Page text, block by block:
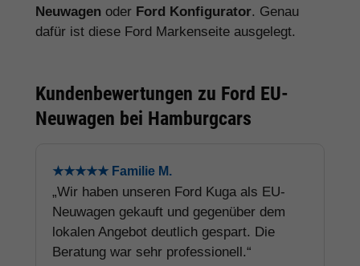
Neuwagen oder Ford Konfigurator. Genau
dafür ist diese Ford Markenseite ausgelegt.
Kundenbewertungen zu Ford EU-
Neuwagen bei Hamburgcars
★★★★★ Familie M.
„Wir haben unseren Ford Kuga als EU-
Neuwagen gekauft und gegenüber dem
lokalen Angebot deutlich gespart. Die
Beratung war sehr professionell.“